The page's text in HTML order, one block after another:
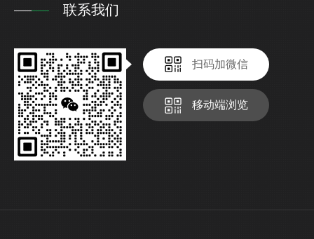
联系我们
扫码加微信
移动端浏览